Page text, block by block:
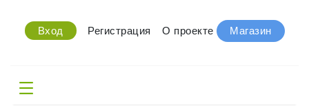
Вход Регистрация О проекте Магазин